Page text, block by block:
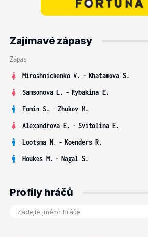
Zajímavé zápasy
Zápas
Miroshnichenko V. - Khatamova S.
Samsonova L. - Rybakina E.
Fomin S. - Zhukov M.
Alexandrova E. - Svitolina E.
Lootsma N. - Koenders R.
Houkes M. - Nagal S.
Profily hráčů